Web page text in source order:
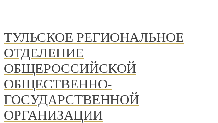
ТУЛЬСКОЕ РЕГИОНАЛЬНОЕ
ОТДЕЛЕНИЕ
ОБЩЕРОССИЙСКОЙ
ОБЩЕСТВЕННО-
ГОСУДАРСТВЕННОЙ
ОРГАНИЗАЦИИ